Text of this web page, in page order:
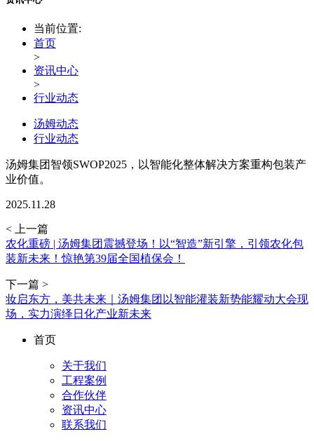
当前位置:
首页
>
资讯中心
>
行业动态
汤姆动态
行业动态
汤姆集团智领SWOP2025，以智能化整体解决方案重构包装产
业价值。
2025.11.28
< 上一篇
农化重磅 | 汤姆集团震撼登场！以“智造”新引擎，引领农化包
装新未来！惊艳第39届全国植保会！
下一篇 >
妆启东方，美共未来｜汤姆集团以智能灌装新势能耀动大会现
场，实力演绎日化产业新未来
首页
关于我们
工程案例
合作伙伴
资讯中心
联系我们